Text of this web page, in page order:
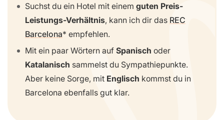
Suchst du ein Hotel mit einem guten Preis-
Leistungs-Verhältnis, kann ich dir das REC
Barcelona
empfehlen.
Mit ein paar Wörtern auf Spanisch oder
Katalanisch sammelst du Sympathiepunkte.
Aber keine Sorge, mit Englisch kommst du in
Barcelona ebenfalls gut klar.